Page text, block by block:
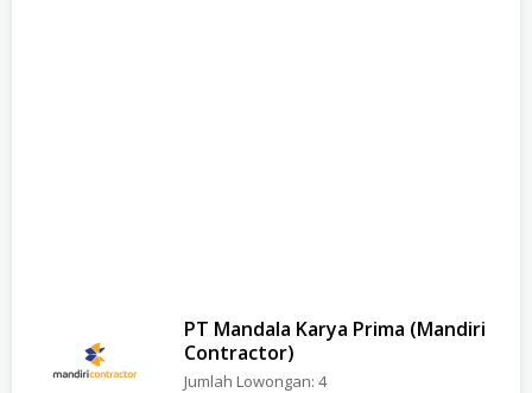
PT Mandala Karya Prima (Mandiri
Contractor)
Jumlah Lowongan: 4